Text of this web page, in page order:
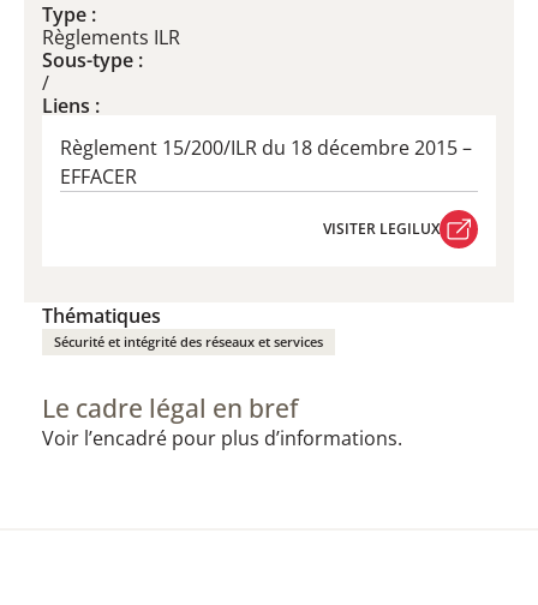
Type :
Règlements ILR
Sous-type :
/
Liens :
Règlement 15/200/ILR du 18 décembre 2015 –
EFFACER
VISITER LEGILUX
Thématiques
Sécurité et intégrité des réseaux et services
Le cadre légal en bref
Voir l’encadré pour plus d’informations.